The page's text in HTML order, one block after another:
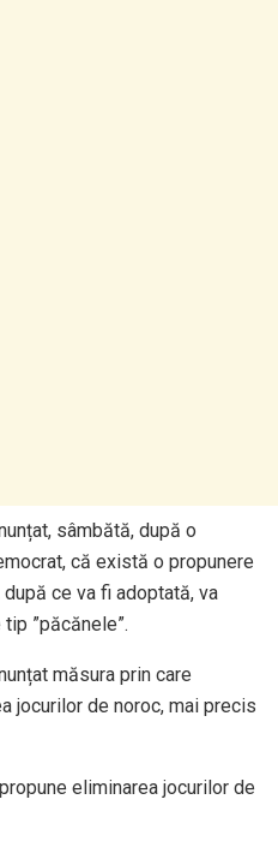
sâmbătă, după o
că există o propunere
ce va fi adoptată, va
”păcănele”.
măsura prin care
jocurilor de noroc, mai precis
eliminarea jocurilor de